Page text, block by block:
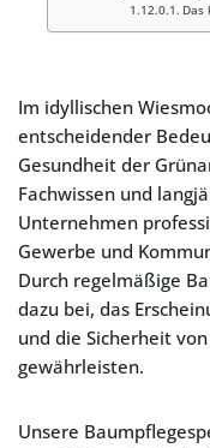
Das
Im idyllischen
entscheidender
Gesundheit der
Fachwissen und
Unternehmen
Gewerbe und
Durch regelmäßige
dazu bei, das
und die Sicherheit
gewährleisten.
Unsere